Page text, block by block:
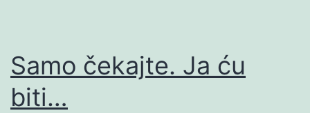
Samo čekajte. Ja ću
biti…